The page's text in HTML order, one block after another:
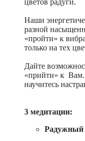
Наши
разной
«пройти» к
только на тех
Дайте
«прийти» к Вам.
научитесь
3 медитации:
Радужный